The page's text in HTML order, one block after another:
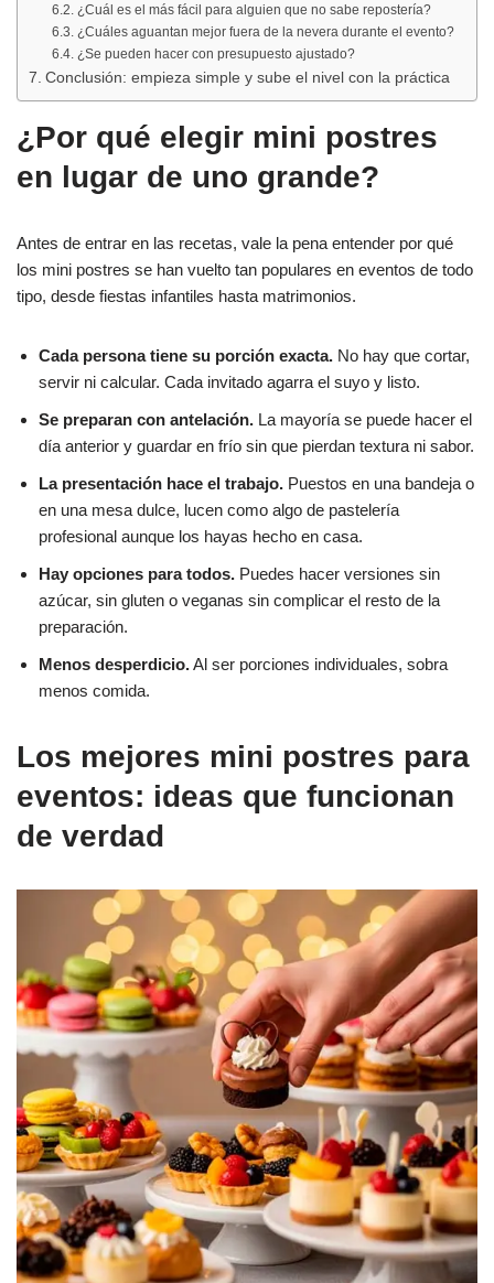
¿Cuál es el más fácil para alguien que no sabe repostería?
¿Cuáles aguantan mejor fuera de la nevera durante el evento?
¿Se pueden hacer con presupuesto ajustado?
Conclusión: empieza simple y sube el nivel con la práctica
¿Por qué elegir mini postres
en lugar de uno grande?
Antes de entrar en las recetas, vale la pena entender por qué
los mini postres se han vuelto tan populares en eventos de todo
tipo, desde fiestas infantiles hasta matrimonios.
Cada persona tiene su porción exacta. No hay que cortar,
servir ni calcular. Cada invitado agarra el suyo y listo.
Se preparan con antelación. La mayoría se puede hacer el
día anterior y guardar en frío sin que pierdan textura ni sabor.
La presentación hace el trabajo. Puestos en una bandeja o
en una mesa dulce, lucen como algo de pastelería
profesional aunque los hayas hecho en casa.
Hay opciones para todos. Puedes hacer versiones sin
azúcar, sin gluten o veganas sin complicar el resto de la
preparación.
Menos desperdicio.Al ser porciones individuales, sobra
menos comida.
Los mejores mini postres para
eventos: ideas que funcionan
de verdad